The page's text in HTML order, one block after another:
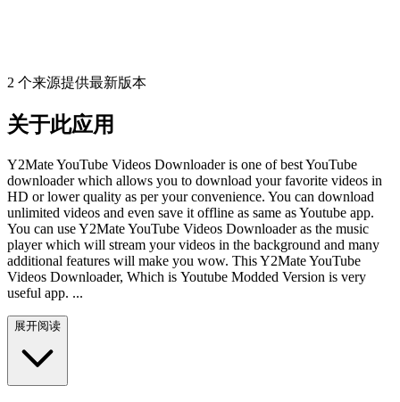
2 个来源提供最新版本
关于此应用
Y2Mate YouTube Videos Downloader is one of best YouTube
downloader which allows you to download your favorite videos in
HD or lower quality as per your convenience. You can download
unlimited videos and even save it offline as same as Youtube app.
You can use Y2Mate YouTube Videos Downloader as the music
player which will stream your videos in the background and many
additional features will make you wow. This Y2Mate YouTube
Videos Downloader, Which is Youtube Modded Version is very
useful app. ...
展开阅读